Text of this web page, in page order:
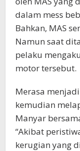
dalam mess
Bahkan, MAS
Namun saat
pelaku
motor tersebut.
Merasa
kemudian
Manyar
“Akibat
kerugian yang